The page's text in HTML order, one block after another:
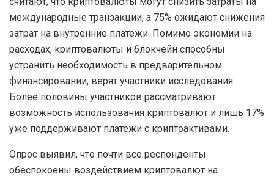
международные транзакции, а 75% ожидают снижения
затрат на внутренние платежи. Помимо экономии на
расходах, криптовалюты и блокчейн способны
устранить необходимость в предварительном
финансировании, верят участники исследования.
Более половины участников рассматривают
возможность использования криптовалют и лишь 17%
уже поддерживают платежи с криптоактивами.
Опрос выявил, что почти все респонденты
обеспокоены воздействием криптовалют на